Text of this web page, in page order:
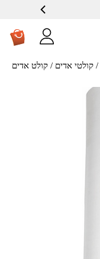
/ קולטי אדים / קולט אדים